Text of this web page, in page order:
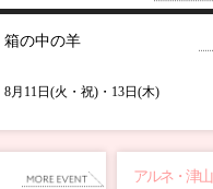
箱の中の羊
8月11日(火・祝)・13日(木)
アルネ・津山